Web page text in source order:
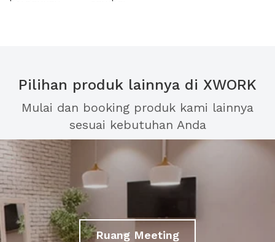
Pilihan produk lainnya di XWORK
Mulai dan booking produk kami lainnya
sesuai kebutuhan Anda
Ruang Meeting